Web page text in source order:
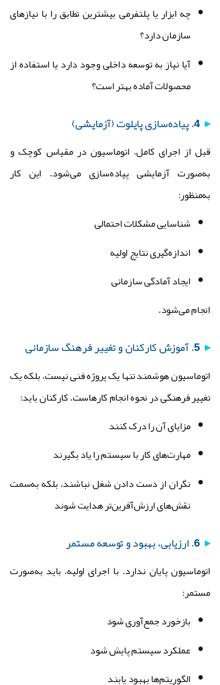
چه ابزار یا پلتفرمی بیشترین تطابق را با نیازهای
سازمان دارد؟
آیا نیاز به توسعه داخلی وجود دارد یا استفاده از
محصولات آماده بهتر است؟
4. پیاده‌سازی پایلوت (آزمایشی)
از اجرای کامل، اتوماسیون در مقیاس کوچک و
آزمایشی پیاده‌سازی می‌شود. این کار
شناسایی مشکلات احتمالی
اندازه‌گیری نتایج اولیه
ایجاد آمادگی سازمانی
می‌شود.
5. آموزش کارکنان و تغییر فرهنگ سازمانی
هوشمند تنها یک پروژه فنی نیست، بلکه یک
فرهنگیدر نحوه انجام کارهاست. کارکنان باید:
مزایای آن را درک کنند
مهارت‌های کار با سیستم را یاد بگیرند
نگران از دست دادن شغل نباشند، بلکه به‌سمت
نقش‌های ارزش‌آفرین‌تر هدایت شوند
6. ارزیابی، بهبود و توسعه مستمر
پایان ندارد. با اجرای اولیه، باید به‌صورت
بازخورد جمع‌آوری شود
عملکرد سیستم پایش شود
الگوریتم‌ها بهبود یابند